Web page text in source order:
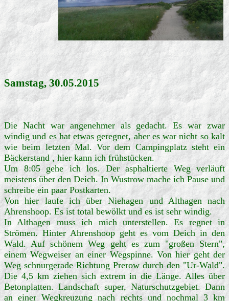
Samstag, 30.05.2015
Die Nacht war angenehmer als gedacht. Es war zwar
windig und es hat etwas geregnet, aber es war nicht so kalt
wie beim letzten Mal. Vor dem Campingplatz steht ein
Bäckerstand , hier kann ich frühstücken.
Um 8:05 gehe ich los. Der asphaltierte Weg verläuft
meistens über den Deich. In Wustrow mache ich Pause und
schreibe ein paar Postkarten.
Von hier laufe ich über Niehagen und Althagen nach
Ahrenshoop. Es ist total bewölkt und es ist sehr windig.
In Althagen muss ich mich unterstellen. Es regnet in
Strömen. Hinter Ahrenshoop geht es vom Deich in den
Wald. Auf schönem Weg geht es zum "großen Stern",
einem Wegweiser an einer Wegspinne. Von hier geht der
Weg schnurgerade Richtung Prerow durch den "Ur-Wald".
Die 4,5 km ziehen sich extrem in die Länge. Alles über
Betonplatten. Landschaft super, Naturschutzgebiet. Dann
an einer Wegkreuzung nach rechts und nochmal 3 km